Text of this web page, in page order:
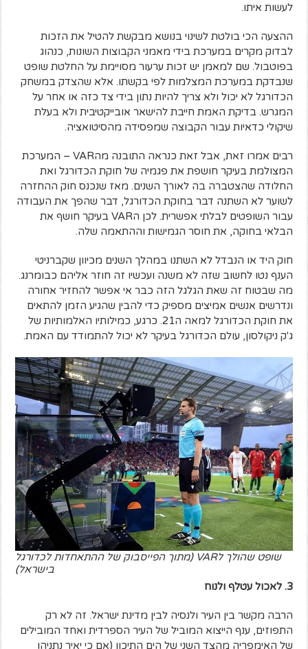
לעשות איתו.
ההצעה הכי בולטת לשינוי בנושא מבקשת להטיל את הזכות
לבדוק מקרים במערכת בידי מאמני הקבוצות השונות, כנהוג
בפוטבול. שם למאמן יש זכות ערעור מסויימת על החלטת שופט
שנבדקת במערכת המצלמות לפי בקשתו. אלא שהצדק במשחק
הכדורגל לא יכול ולא צריך להיות נתון בידי צד כזה או אחר על
המגרש. בדיקת האמת חייבת להישאר אובייקטיבית ולא בעלת
שיקולי כדאיות עבור הקבוצה שמפסידה מהסיטואציה.
רבים אמרו זאת, אבל זאת כנראה התובנה מהVAR – המערכת
המצולמת בעיקר חושפת את פגמיה של חוקת הכדורגל ואת
החלודה שהצטברה בה לאורך השנים. מאז שנכנס חוק ההחזרה
לשוער לא השתנה דבר בחוקת הכדורגל, דבר שהפך את העבודה
עבור השופטים לבלתי אפשרית. לכן הVAR בעיקר חושף את
הבלאי בחוקה, את חוסר הגמישות וההתאמה שלה.
חוק היד או הנבדל לא השתנו במהלך השנים מכיוון שקברניטי
הענף נטו לחשוב שזה לא משנה ועכשיו זה חוזר אליהם כבומרנג.
מה שבטוח זה שאת הגלגל הזה כבר אי אפשר להחזיר אחורה
ונדרשים אנשים אמיצים מספיק כדי להבין שהגיע הזמן להתאים
את חוקת הכדורגל למאה ה21. כרגע, כמילותיו האלמותיות של
ג'ק ניקולסון, עולם הכדורגל בעיקר לא יכול להתמודד עם האמת.
שופט שהולך לVAR (מתוך הפייסבוק של ההתאחדות לכדורגל
בישראל)
3. לאכול עטלף ולנוח
הרבה מקשר בין העיר ולנסיה לבין מדינת ישראל. זה לא רק
התפוזים, ענף הייצוא המוביל של העיר הספרדית ואחד המובילים
של האימפריה מהצד השני של הים התיכון (אם כי יאיר נתניהו